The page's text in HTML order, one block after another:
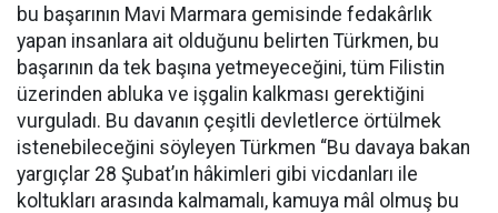
bu başarının Mavi Marmara gemisinde fedakârlık
yapan insanlara ait olduğunu belirten Türkmen, bu
başarının da tek başına yetmeyeceğini, tüm Filistin
üzerinden abluka ve işgalin kalkması gerektiğini
vurguladı. Bu davanın çeşitli devletlerce örtülmek
istenebileceğini söyleyen Türkmen “Bu davaya bakan
yargıçlar 28 Şubat’ın hâkimleri gibi vicdanları ile
koltukları arasında kalmamalı, kamuya mâl olmuş bu